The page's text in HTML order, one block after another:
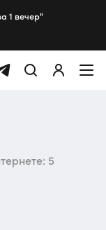
1 вечер"
5